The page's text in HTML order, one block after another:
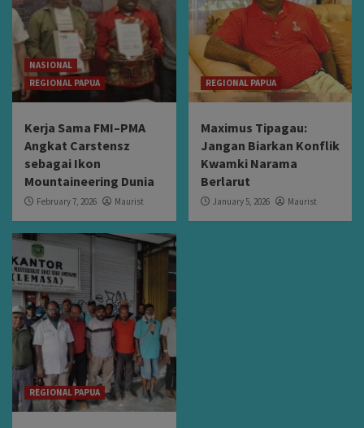
NASIONAL
REGIONAL PAPUA
Kerja Sama FMI–PMA
Angkat Carstensz
sebagai Ikon
Mountaineering Dunia
February 7, 2026 Maurist
REGIONAL PAPUA
Maximus Tipagau:
Jangan Biarkan Konflik
Kwamki Narama
Berlarut
January 5, 2026 Maurist
REGIONAL PAPUA